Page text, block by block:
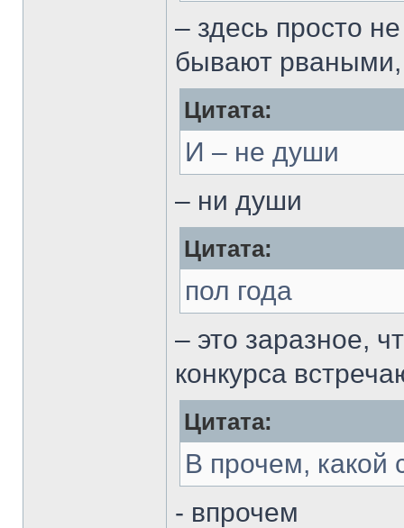
– здесь просто
бывают рваными,
Цитата:
И – не души
– ни души
Цитата:
пол года
– это заразное,
конкурса
Цитата:
В прочем, какой
- впрочем